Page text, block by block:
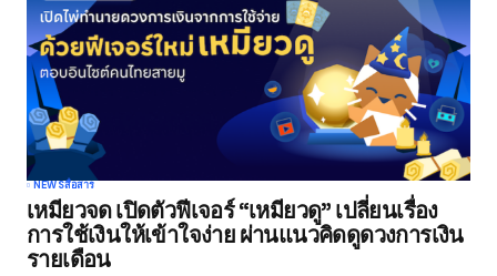
NEWSสื่อสาร
เหมียวจด เปิดตัวฟีเจอร์ “เหมียวดู” เปลี่ยนเรื่อง
การใช้เงินให้เข้าใจง่าย ผ่านแนวคิดดูดวงการเงิน
รายเดือน